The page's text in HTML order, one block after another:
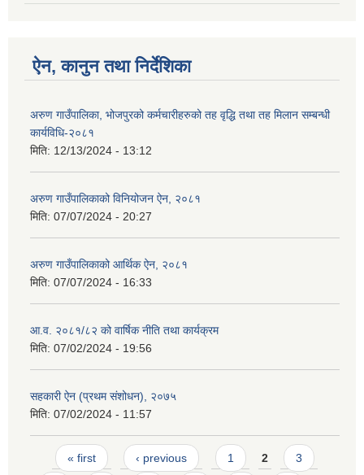
ऐन, कानुन तथा निर्देशिका
अरुण गाउँपालिका, भोजपुरको कर्मचारीहरुको तह वृद्धि तथा तह मिलान सम्बन्धी
कार्यविधि-२०८१
मिति: 12/13/2024 - 13:12
अरुण गाउँपालिकाको विनियोजन ऐन, २०८१
मिति: 07/07/2024 - 20:27
अरुण गाउँपालिकाको आर्थिक ऐन, २०८१
मिति: 07/07/2024 - 16:33
आ.व. २०८१/८२ को वार्षिक नीति तथा कार्यक्रम
मिति: 07/02/2024 - 19:56
सहकारी ऐन (प्रथम संशोधन), २०७५
मिति: 07/02/2024 - 11:57
Pages
« first ‹ previous 1 2 3